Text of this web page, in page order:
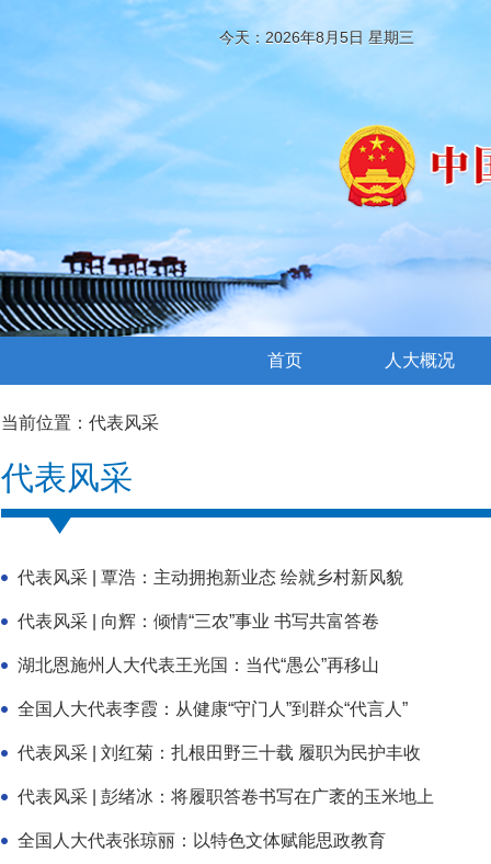
今天：2026年8月5日 星期三
首页 人大概况
当前位置： 代表风采
代表风采
代表风采 | 覃浩：主动拥抱新业态 绘就乡村新风貌
代表风采 | 向辉：倾情“三农”事业 书写共富答卷
湖北恩施州人大代表王光国：当代“愚公”再移山
全国人大代表李霞：从健康“守门人”到群众“代言人”
代表风采 | 刘红菊：扎根田野三十载 履职为民护丰收
代表风采 | 彭绪冰：将履职答卷书写在广袤的玉米地上
全国人大代表张琼丽：以特色文体赋能思政教育